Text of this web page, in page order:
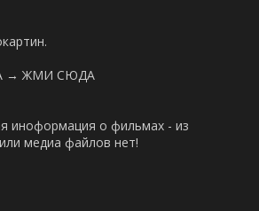
→ ЖМИ СЮДА
иноформация о фильмах - из
медиа файлов нет!